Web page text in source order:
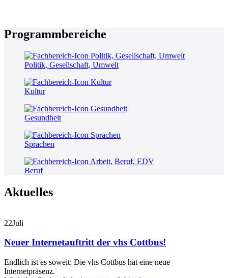
Programmbereiche
Politik, Gesellschaft, Umwelt
Kultur
Gesundheit
Sprachen
Beruf
Aktuelles
22Juli
Neuer Internetauftritt der vhs Cottbus!
Endlich ist es soweit: Die vhs Cottbus hat eine neue
Internetpräsenz.